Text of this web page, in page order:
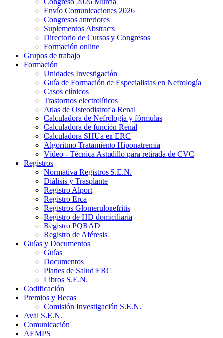
Congreso 2026 Murcia
Envío Comunicaciones 2026
Congresos anteriores
Suplementos Abstracts
Directorio de Cursos y Congresos
Formación online
Grupos de trabajo
Formación
Unidades Investigación
Guía de Formación de Especialistas en Nefrología
Casos clínicos
Trastornos electrolíticos
Atlas de Osteodistrofia Renal
Calculadora de Nefrología y fórmulas
Calculadora de función Renal
Calculadora SHUa en ERC
Algoritmo Tratamiento Hiponatremia
Vídeo - Técnica Astudillo para retirada de CVC
Registros
Normativa Registros S.E.N.
Diálisis y Trasplante
Registro Alport
Registro Erca
Registros Glomerulonefritis
Registro de HD domiciliaria
Registro PQRAD
Registro de Aféresis
Guías y Documentos
Guías
Documentos
Planes de Salud ERC
Libros S.E.N.
Codificación
Premios y Becas
Comisión Investigación S.E.N.
Aval S.E.N.
Comunicación
AEMPS